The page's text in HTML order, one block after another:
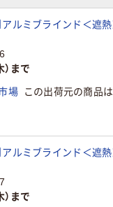
アルミブラインド＜遮
）まで
場 この出荷元の商品
アルミブラインド＜遮
）まで